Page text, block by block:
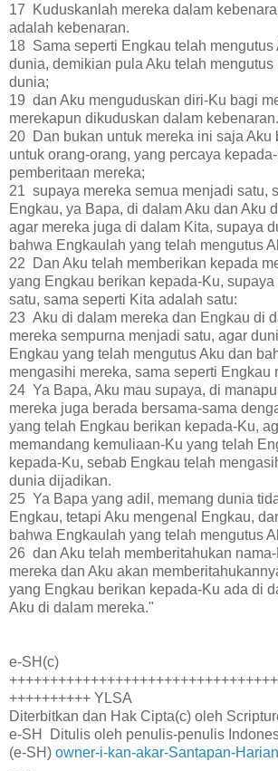
17 Kuduskanlah mereka dalam
adalah kebenaran.
18 Sama seperti Engkau telah mengutus
dunia, demikian pula Aku telah mengutus
dunia;
19 dan Aku menguduskan diri-Ku bagi
merekapun dikuduskan dalam kebenaran.
20 Dan bukan untuk mereka ini saja Aku
untuk orang-orang, yang percaya
pemberitaan mereka;
21 supaya mereka semua menjadi satu,
Engkau, ya Bapa, di dalam Aku dan Aku
agar mereka juga di dalam Kita, supaya
bahwa Engkaulah yang telah mengutus
22 Dan Aku telah memberikan kepada
yang Engkau berikan kepada-Ku,
satu, sama seperti Kita adalah satu:
23 Aku di dalam mereka dan Engkau di
mereka sempurna menjadi satu, agar
Engkau yang telah mengutus Aku dan
mengasihi mereka, sama seperti Engkau
24 Ya Bapa, Aku mau supaya, di
mereka juga berada bersama-sama
yang telah Engkau berikan kepada-Ku,
memandang kemuliaan-Ku yang telah
kepada-Ku, sebab Engkau telah
dunia dijadikan.
25 Ya Bapa yang adil, memang dunia
Engkau, tetapi Aku mengenal Engkau,
bahwa Engkaulah yang telah mengutus
26 dan Aku telah memberitahukan
mereka dan Aku akan
yang Engkau berikan kepada-Ku ada di
Aku di dalam mereka."
e-SH(c)
++++++++++ YLSA
Diterbitkan dan Hak Cipta(c) oleh
e-SH Ditulis oleh penulis-penulis
(e-SH) owner-i-kan-akar-Santapan-